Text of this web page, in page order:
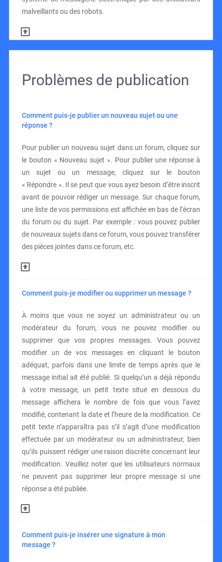
malveillants ou des robots.
Problèmes de publication
Comment puis-je publier un nouveau sujet ou une
réponse ?
Pour publier un nouveau sujet dans un forum, cliquez sur
le bouton « Nouveau sujet ». Pour publier une réponse à
un sujet ou un message, cliquez sur le bouton
« Répondre ». Il se peut que vous ayez besoin d’être inscrit
avant de pouvoir rédiger un message. Sur chaque forum,
une liste de vos permissions est affichée en bas de l’écran
du forum ou du sujet. Par exemple : vous pouvez publier
de nouveaux sujets dans ce forum, vous pouvez transférer
des pièces jointes dans ce forum, etc.
Comment puis-je modifier ou supprimer un message ?
À moins que vous ne soyez un administrateur ou un
modérateur du forum, vous ne pouvez modifier ou
supprimer que vos propres messages. Vous pouvez
modifier un de vos messages en cliquant le bouton
adéquat, parfois dans une limite de temps après que le
message initial ait été publié. Si quelqu’un a déjà répondu
à votre message, un petit texte situé en dessous du
message affichera le nombre de fois que vous l’avez
modifié, contenant la date et l’heure de la modification. Ce
petit texte n’apparaîtra pas s’il s’agit d’une modification
effectuée par un modérateur ou un administrateur, bien
qu’ils puissent rédiger une raison discrète concernant leur
modification. Veuillez noter que les utilisateurs normaux
ne peuvent pas supprimer leur propre message si une
réponse a été publiée.
Comment puis-je insérer une signature à mon
message ?